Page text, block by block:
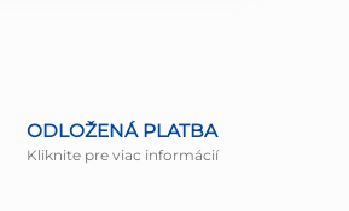
ODLOŽENÁ PLATBA
Kliknite pre viac informácií